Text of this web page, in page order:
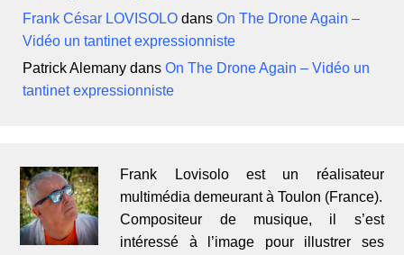
Frank César LOVISOLO dansOn The Drone Again –
Vidéo un tantinet expressionniste
Patrick Alemany dansOn The Drone Again – Vidéo un
tantinet expressionniste
Frank Lovisolo est un réalisateur
multimédia demeurant à Toulon (France).
Compositeur de musique, il s’est
intéressé à l’image pour illustrer ses